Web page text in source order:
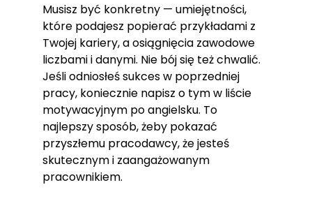
Musisz być konkretny — umiejętności,
które podajesz popierać przykładami z
Twojej kariery, a osiągnięcia zawodowe
liczbami i danymi. Nie bój się też chwalić.
Jeśli odniosłeś sukces w poprzedniej
pracy, koniecznie napisz o tym w liście
motywacyjnym po angielsku. To
najlepszy sposób, żeby pokazać
przyszłemu pracodawcy, że jesteś
skutecznym i zaangażowanym
pracownikiem.